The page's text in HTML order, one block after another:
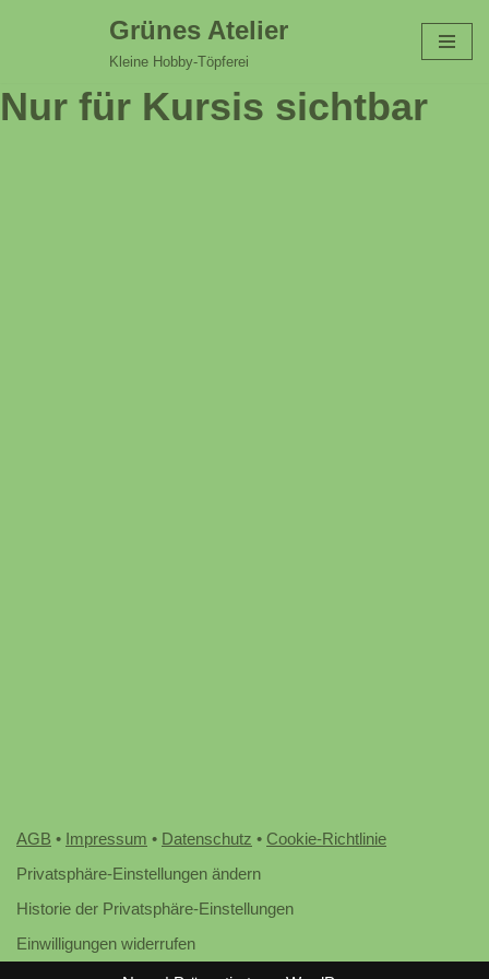
springen
Grünes Atelier
Kleine Hobby-Töpferei
Nur für Kursis sichtbar
AGB • Impressum • Datenschutz • Cookie-Richtlinie
Privatsphäre-Einstellungen ändern
Historie der Privatsphäre-Einstellungen
Einwilligungen widerrufen